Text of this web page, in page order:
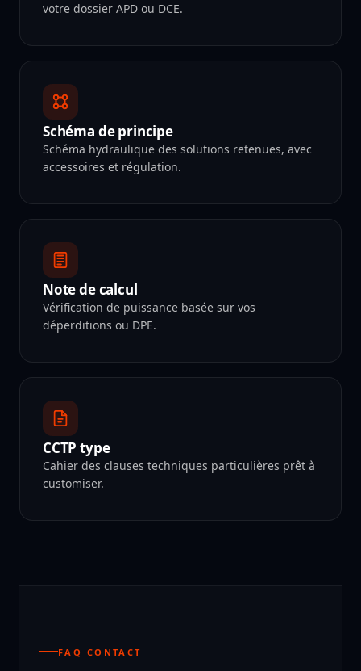
votre dossier APD ou DCE.
Schéma de principe
Schéma hydraulique des solutions retenues, avec
accessoires et régulation.
Note de calcul
Vérification de puissance basée sur vos
déperditions ou DPE.
CCTP type
Cahier des clauses techniques particulières prêt à
customiser.
FAQ CONTACT